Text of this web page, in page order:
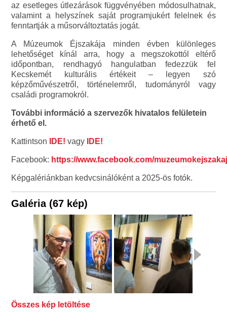
az esetleges útlezárások függvényében módosulhatnak,
valamint a helyszínek saját programjukért felelnek és
fenntartják a műsorváltoztatás jogát.
A Múzeumok Éjszakája minden évben különleges
lehetőséget kínál arra, hogy a megszokottól eltérő
időpontban, rendhagyó hangulatban fedezzük fel
Kecskemét kulturális értékeit – legyen szó
képzőművészetről, történelemről, tudományról vagy
családi programokról.
További információ a szervezők hivatalos felületein
érhető el.
Kattintson IDE! vagy IDE!
Facebook: https://www.facebook.com/
Képgalériánkban kedvcsinálóként a 2025-ös fotók.
Galéria (67 kép)
Összes kép letöltése